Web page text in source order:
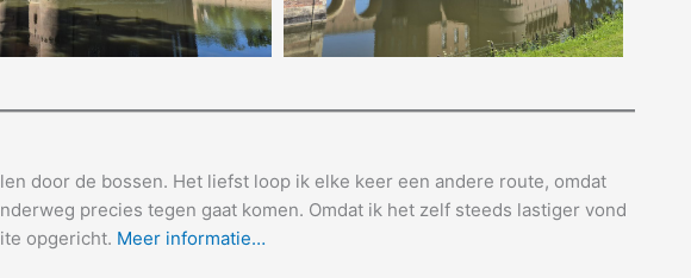
door de bossen. Het liefst loop ik elke keer een andere route, omdat
precies tegen gaat komen. Omdat ik het zelf steeds lastiger vond
opgericht. Meer informatie…